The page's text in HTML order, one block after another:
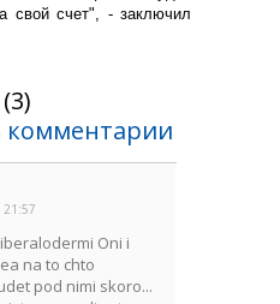
свой счет", - заключил
комментарии
Oni i
na to chto
pod nimi skoro...